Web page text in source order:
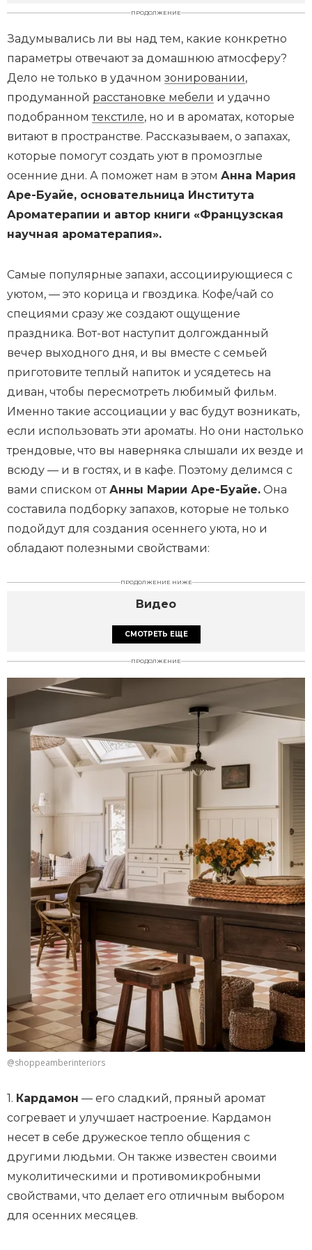
ПРОДОЛЖЕНИЕ
Задумывались ли вы над тем, какие конкретно
параметры отвечают за домашнюю атмосферу?
Дело не только в удачном зонировании,
продуманной расстановке мебели и удачно
подобранномтекстиле, но и в ароматах, которые
витают в пространстве. Рассказываем, о запахах,
которые помогут создать уют в промозглые
осенние дни. А поможет нам в этом Анна Мария
Аре-Буайе, основательница Института
Ароматерапии и автор книги «Французская
научная ароматерапия».
Самые популярные запахи, ассоциирующиеся с
уютом, — это корица и гвоздика. Кофе/чай со
специями сразу же создают ощущение
праздника. Вот-вот наступит долгожданный
вечер выходного дня, и вы вместе с семьей
приготовите теплый напиток и усядетесь на
диван, чтобы пересмотреть любимый фильм.
Именно такие ассоциации у вас будут возникать,
если использовать эти ароматы. Но они настолько
трендовые, что вы наверняка слышали их везде и
всюду — и в гостях, и в кафе. Поэтому делимся с
вами списком отАнны Марии Аре-Буайе. Она
составила подборку запахов, которые не только
подойдут для создания осеннего уюта, но и
обладают полезными свойствами:
ПРОДОЛЖЕНИЕ НИЖЕ
Видео
СМОТРЕТЬ ЕЩЕ
ПРОДОЛЖЕНИЕ
@shoppeamberinteriors
1. Кардамон — его сладкий, пряный аромат
согревает и улучшает настроение. Кардамон
несет в себе дружеское тепло общения с
другими людьми. Он также известен своими
муколитическими и противомикробными
свойствами, что делает его отличным выбором
для осенних месяцев.